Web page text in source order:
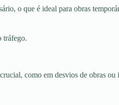
o que é ideal para obras
tráfego.
como em desvios de obras